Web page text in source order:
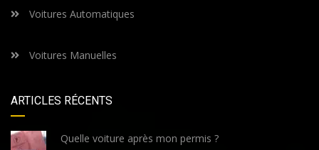
Voitures Automatiques
Voitures Manuelles
ARTICLES RÉCENTS
Quelle voiture après mon permis ?